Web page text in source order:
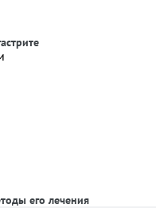
его лечения